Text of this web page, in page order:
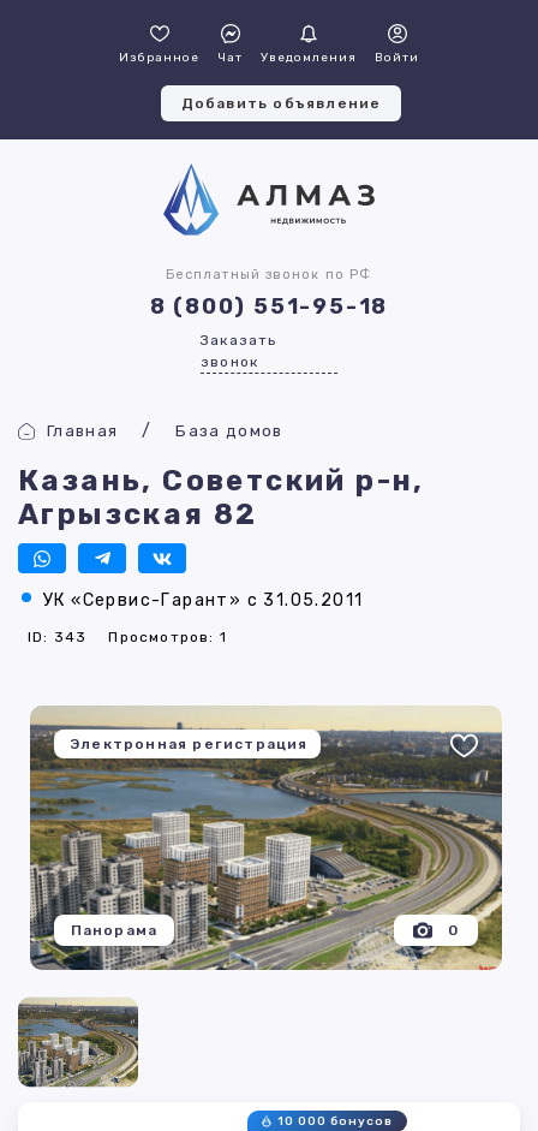
Избранное Чат Уведомления Войти
Добавить объявление
Бесплатный звонок по РФ
8 (800) 551-95-18
Заказать
звонок
Главная База домов
Казань, Советский р-н,
Агрызская 82
УК «Сервис-Гарант» с 31.05.2011
ID: 343 Просмотров: 1
Электронная регистрация
0
Панорама
10 000 бонусов